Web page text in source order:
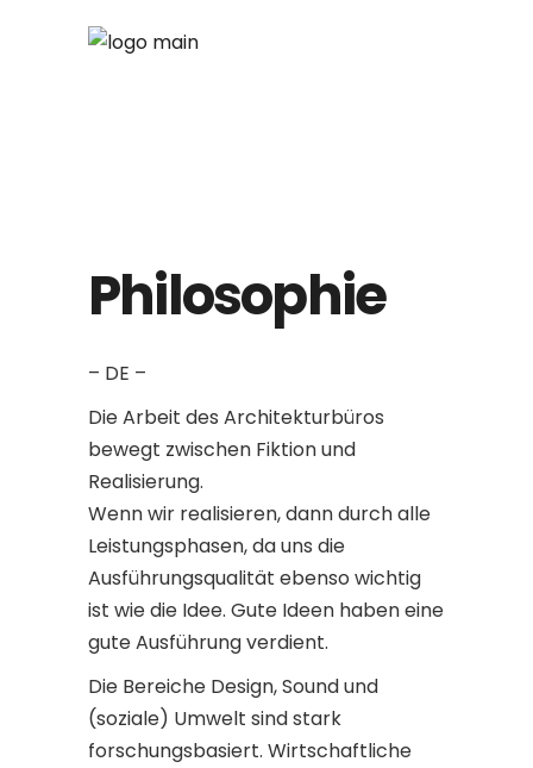
Philosophie
– DE –
Die Arbeit des Architekturbüros
bewegt zwischen Fiktion und
Realisierung.
Wenn wir realisieren, dann durch alle
Leistungsphasen, da uns die
Ausführungsqualität ebenso wichtig
ist wie die Idee. Gute Ideen haben eine
gute Ausführung verdient.
Die Bereiche Design, Sound und
(soziale) Umwelt sind stark
forschungsbasiert. Wirtschaftliche